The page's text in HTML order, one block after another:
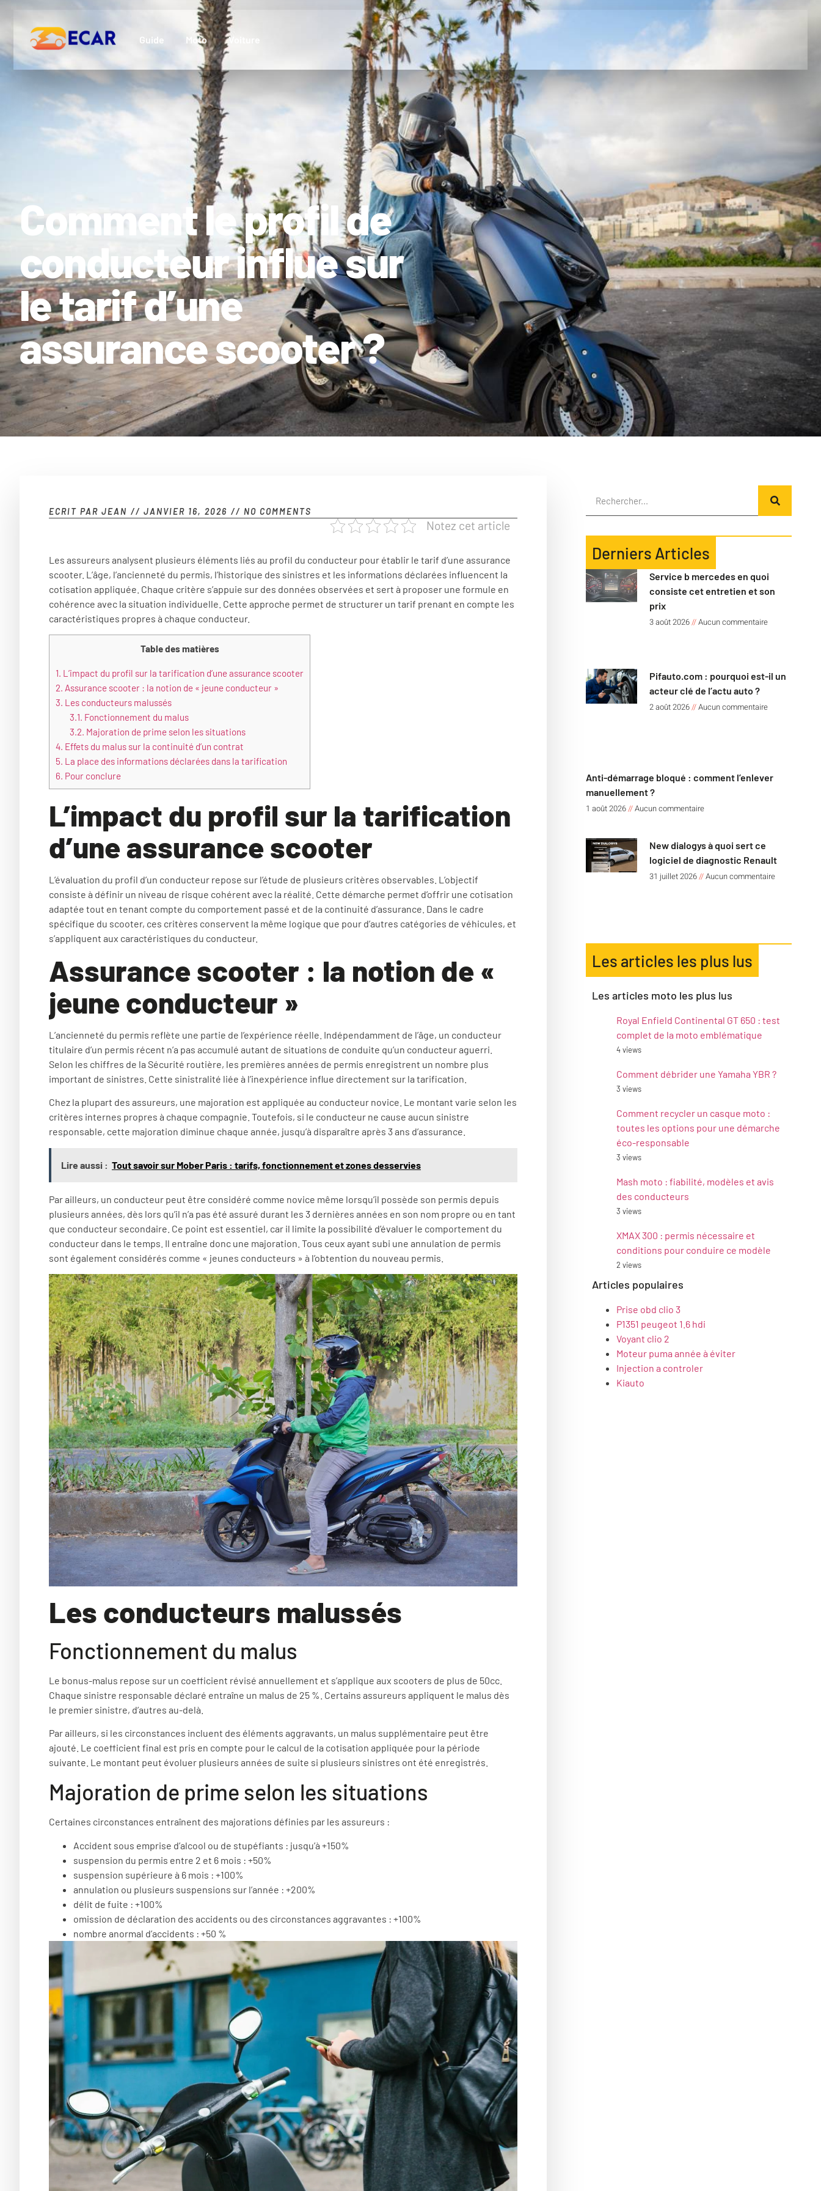
Guide Moto Voiture
Comment le profil de
conducteur influe sur
le tarif d’une
assurance scooter ?
ECRIT PAR JEAN // JANVIER 16, 2026 // NO COMMENTS
Notez cet article
Les assureurs analysent plusieurs éléments liés au profil du conducteur pour établir le tarif d’une assurance
scooter. L’âge, l’ancienneté du permis, l’historique des sinistres et les informations déclarées influencent la
cotisation appliquée. Chaque critère s’appuie sur des données observées et sert à proposer une formule en
cohérence avec la situation individuelle. Cette approche permet de structurer un tarif prenant en compte les
caractéristiques propres à chaque conducteur.
Table des matières
1. L’impact du profil sur la tarification d’une assurance scooter
2. Assurance scooter : la notion de « jeune conducteur »
3. Les conducteurs malussés
3.1. Fonctionnement du malus
3.2. Majoration de prime selon les situations
4. Effets du malus sur la continuité d’un contrat
5. La place des informations déclarées dans la tarification
6. Pour conclure
L’impact du profil sur la tarification
d’une assurance scooter
L’évaluation du profil d’un conducteur repose sur l’étude de plusieurs critères observables. L’objectif
consiste à définir un niveau de risque cohérent avec la réalité. Cette démarche permet d’offrir une cotisation
adaptée tout en tenant compte du comportement passé et de la continuité d’assurance. Dans le cadre
spécifique du scooter, ces critères conservent la même logique que pour d’autres catégories de véhicules, et
s’appliquent aux caractéristiques du conducteur.
Assurance scooter : la notion de «
jeune conducteur »
L’ancienneté du permis reflète une partie de l’expérience réelle. Indépendamment de l’âge, un conducteur
titulaire d’un permis récent n’a pas accumulé autant de situations de conduite qu’un conducteur aguerri.
Selon les chiffres de la Sécurité routière, les premières années de permis enregistrent un nombre plus
important de sinistres. Cette sinistralité liée à l’inexpérience influe directement sur la tarification.
Chez la plupart des assureurs, une majoration est appliquée au conducteur novice. Le montant varie selon les
critères internes propres à chaque compagnie. Toutefois, si le conducteur ne cause aucun sinistre
responsable, cette majoration diminue chaque année, jusqu’à disparaître après 3 ans d’assurance.
Lire aussi : Tout savoir sur Mober Paris : tarifs, fonctionnement et zones desservies
Par ailleurs, un conducteur peut être considéré comme novice même lorsqu’il possède son permis depuis
plusieurs années, dès lors qu’il n’a pas été assuré durant les 3 dernières années en son nom propre ou en tant
que conducteur secondaire. Ce point est essentiel, car il limite la possibilité d’évaluer le comportement du
conducteur dans le temps. Il entraîne donc une majoration. Tous ceux ayant subi une annulation de permis
sont également considérés comme « jeunes conducteurs » à l’obtention du nouveau permis.
Les conducteurs malussés
Fonctionnement du malus
Le bonus-malus repose sur un coefficient révisé annuellement et s’applique aux scooters de plus de 50cc.
Chaque sinistre responsable déclaré entraîne un malus de 25 %. Certains assureurs appliquent le malus dès
le premier sinistre, d’autres au-delà.
Par ailleurs, si les circonstances incluent des éléments aggravants, un malus supplémentaire peut être
ajouté. Le coefficient final est pris en compte pour le calcul de la cotisation appliquée pour la période
suivante. Le montant peut évoluer plusieurs années de suite si plusieurs sinistres ont été enregistrés.
Majoration de prime selon les situations
Certaines circonstances entraînent des majorations définies par les assureurs :
Accident sous emprise d’alcool ou de stupéfiants : jusqu’à +150%
suspension du permis entre 2 et 6 mois : +50%
suspension supérieure à 6 mois : +100%
annulation ou plusieurs suspensions sur l’année : +200%
délit de fuite : +100%
omission de déclaration des accidents ou des circonstances aggravantes : +100%
nombre anormal d’accidents : +50 %
Derniers Articles
Service b mercedes en quoi
consiste cet entretien et son
prix
3 août 2026
Aucun commentaire
Pifauto.com : pourquoi est-il un
acteur clé de l’actu auto ?
2 août 2026
Aucun commentaire
Anti-démarrage bloqué : comment l’enlever
manuellement ?
1 août 2026 Aucun commentaire
New dialogys à quoi sert ce
logiciel de diagnostic Renault
31 juillet 2026
Aucun commentaire
Les articles les plus lus
Les articles moto les plus lus
Royal Enfield Continental GT 650 : test
complet de la moto emblématique
4 views
Comment débrider une Yamaha YBR ?
3 views
Comment recycler un casque moto :
toutes les options pour une démarche
éco-responsable
3 views
Mash moto : fiabilité, modèles et avis
des conducteurs
3 views
XMAX 300 : permis nécessaire et
conditions pour conduire ce modèle
2 views
Articles populaires
Prise obd clio 3
P1351 peugeot 1.6 hdi
Voyant clio 2
Moteur puma année à éviter
Injection a controler
Kiauto